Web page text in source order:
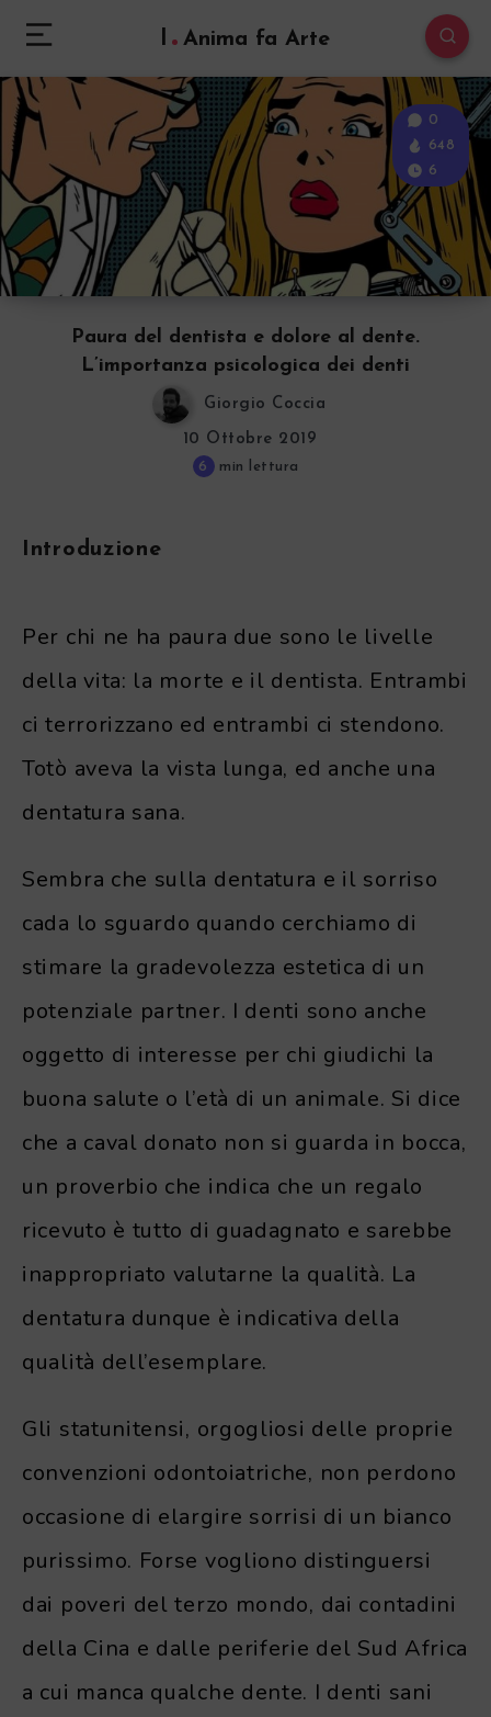
l Anima fa Arte
Paura del dentista e dolore al dente.
L’importanza psicologica dei denti
0
648
6
Giorgio Coccia
10 Ottobre 2019
6 min lettura
Introduzione
Per chi ne ha paura due sono le livelle
della vita: la morte e il dentista. Entrambi
ci terrorizzano ed entrambi ci stendono.
Totò aveva la vista lunga, ed anche una
dentatura sana.
Sembra che sulla dentatura e il sorriso
cada lo sguardo quando cerchiamo di
stimare la gradevolezza estetica di un
potenziale partner. I denti sono anche
oggetto di interesse per chi giudichi la
buona salute o l’età di un animale. Si dice
che a caval donato non si guarda in bocca,
un proverbio che indica che un regalo
ricevuto è tutto di guadagnato e sarebbe
inappropriato valutarne la qualità. La
dentatura dunque è indicativa della
qualità dell’esemplare.
Gli statunitensi, orgogliosi delle proprie
convenzioni odontoiatriche, non perdono
occasione di elargire sorrisi di un bianco
purissimo. Forse vogliono distinguersi
dai poveri del terzo mondo, dai contadini
della Cina e dalle periferie del Sud Africa
a cui manca qualche dente. I denti sani